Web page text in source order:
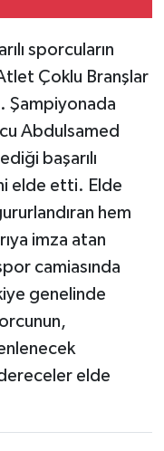
sporcuların
Çoklu Branşlar
Şampiyonada
Abdulsamed
başarılı
elde etti. Elde
hem
imza atan
camiasında
genelinde
elde